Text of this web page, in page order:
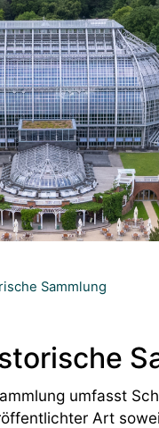
Sammlung
umfasst
Art